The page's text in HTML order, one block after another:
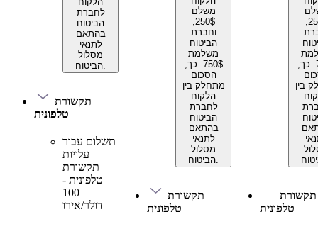
לחברת
הביטוח
בהתאם
לתנאי
מסלול
תקשורת
טלפונית
תשלום עבור
עלויות
תקשורת
טלפונית -
100
דולר/אירו
משלם
וחברת
הביטוח
משלמת
750$. כך,
הסכום
מתחלק בין
הלקוח
לחברת
הביטוח
בהתאם
לתנאי
מסלול
תקשורת
טלפונית
750$. כך,
בין
תקשורת
טלפונית